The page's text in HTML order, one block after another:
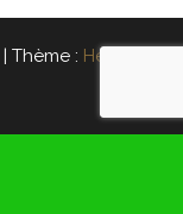
Thème : Head